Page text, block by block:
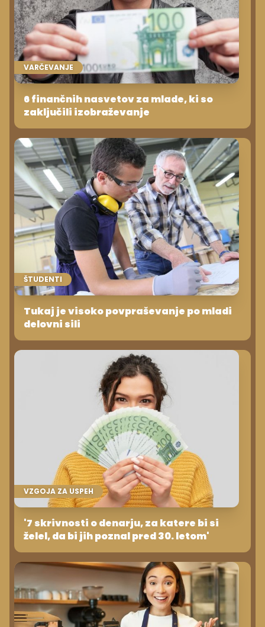
VARČEVANJE
6 finančnih nasvetov za mlade, ki so
zaključili izobraževanje
ŠTUDENTI
Tukaj je visoko povpraševanje po mladi
delovni sili
VZGOJA ZA USPEH
'7 skrivnosti o denarju, za katere bi si
želel, da bi jih poznal pred 30. letom'